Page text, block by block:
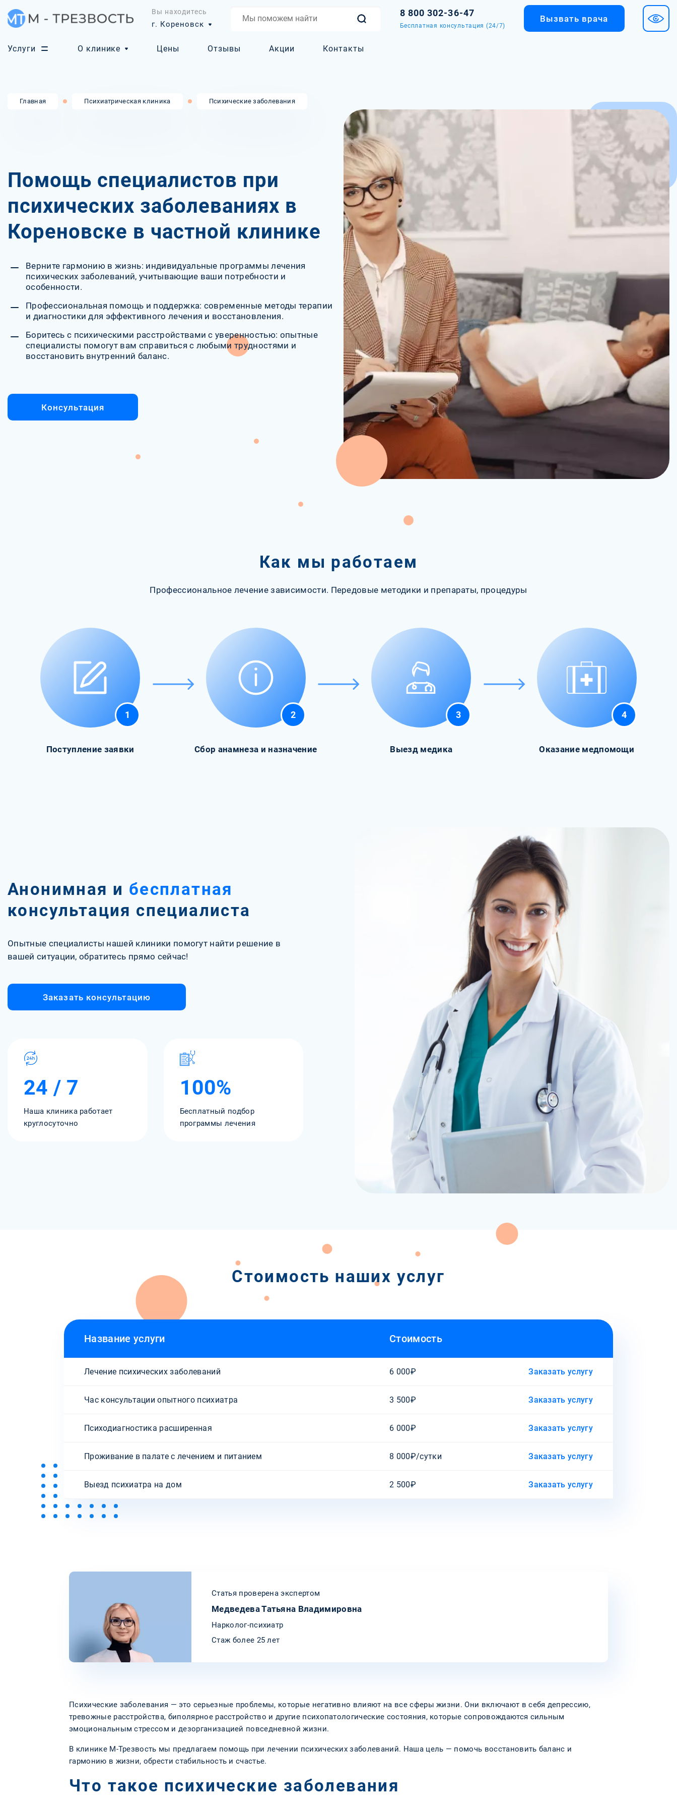
Вы находитесь
г. Кореновск
8 800 302-36-47
Бесплатная консультация (24/7)
Вызвать врача
Услуги О клинике Цены Отзывы Акции Контакты
Главная Психиатрическая клиника Психические заболевания
Помощь специалистов при
психических заболеваниях в
Кореновске в частной клинике
Верните гармонию в жизнь: индивидуальные программы лечения
психических заболеваний, учитывающие ваши потребности и
особенности.
Профессиональная помощь и поддержка: современные методы терапии
и диагностики для эффективного лечения и восстановления.
Боритесь с психическими расстройствами с уверенностью: опытные
специалисты помогут вам справиться с любыми трудностями и
восстановить внутренний баланс.
Консультация
Как мы работаем
Профессиональное лечение зависимости. Передовые методики и препараты, процедуры
1
Поступление заявки
2
Сбор анамнеза и назначение
3
Выезд медика
4
Оказание медпомощи
Анонимная и бесплатная
консультация специалиста
Опытные специалисты нашей клиники помогут найти решение в
вашей ситуации, обратитесь прямо сейчас!
Заказать консультацию
24 / 7
Наша клиника работает
круглосуточно
100%
Бесплатный подбор
программы лечения
Стоимость наших услуг
Название услуги Стоимость
Лечение психических заболеваний 6 000₽ Заказать услугу
Час консультации опытного психиатра 3 500₽ Заказать услугу
Психодиагностика расширенная 6 000₽ Заказать услугу
Проживание в палате с лечением и питанием 8 000₽/сутки Заказать услугу
Выезд психиатра на дом 2 500₽ Заказать услугу
Статья проверена экспертом
Медведева Татьяна Владимировна
Нарколог-психиатр
Стаж более 25 лет
Психические заболевания — это серьезные проблемы, которые негативно влияют на все сферы жизни. Они включают в себя депрессию,
тревожные расстройства, биполярное расстройство и другие психопатологические состояния, которые сопровождаются сильным
эмоциональным стрессом и дезорганизацией повседневной жизни.
В клинике М-Трезвость мы предлагаем помощь при лечении психических заболеваний. Наша цель — помочь восстановить баланс и
гармонию в жизни, обрести стабильность и счастье.
Что такое психические заболевания